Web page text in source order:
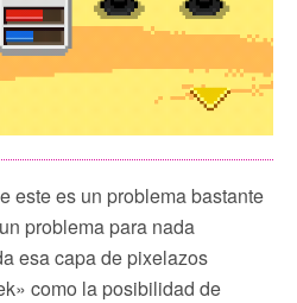
este es un problema bastante
problema para nada
esa capa de pixelazos
como la posibilidad de